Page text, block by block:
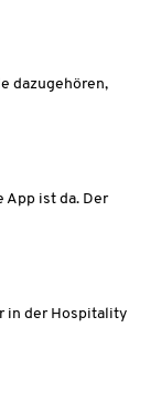
dazugehören,
ist da. Der
in der Hospitality